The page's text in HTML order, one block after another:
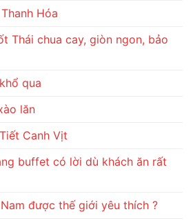
Hóa
Thái chua cay, giòn ngon, bảo
qua
lăn
Canh Vịt
buffet có lời dù khách ăn rất
được thế giới yêu thích ?